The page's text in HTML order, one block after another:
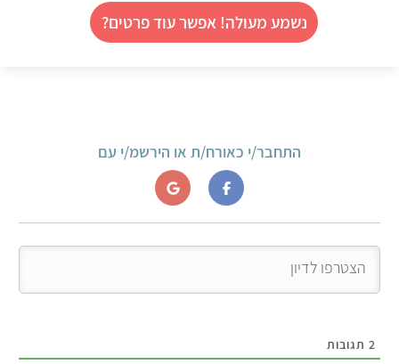
נשמע מעולה! אפשר עוד פרטים?
התחבר/י כאורח/ת או הירשמ/י עם
2 תגובות